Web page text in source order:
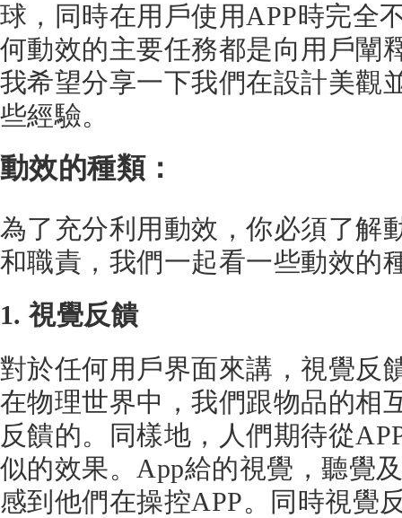
球，同時在用戶使用APP時完全
何動效的主要任務都是向用戶闡
我希望分享一下我們在設計美觀
些經驗。
動效的種類：
為了充分利用動效，你必須了解
和職責，我們一起看一些動效的
1. 視覺反饋
對於任何用戶界面來講，視覺反
在物理世界中，我們跟物品的相
反饋的。同樣地，人們期待從
似的效果。App給的視覺，聽覺
感到他們在操控APP。同時視覺